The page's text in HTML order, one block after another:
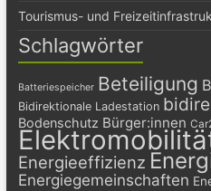
Tourismus- und
Schlagwörter
Batteriespeicher Beteiligung
Bidirektionale Ladestation
Bodenschutz Bürger:innen
Energieeffizienz
Energiegemeinschaften